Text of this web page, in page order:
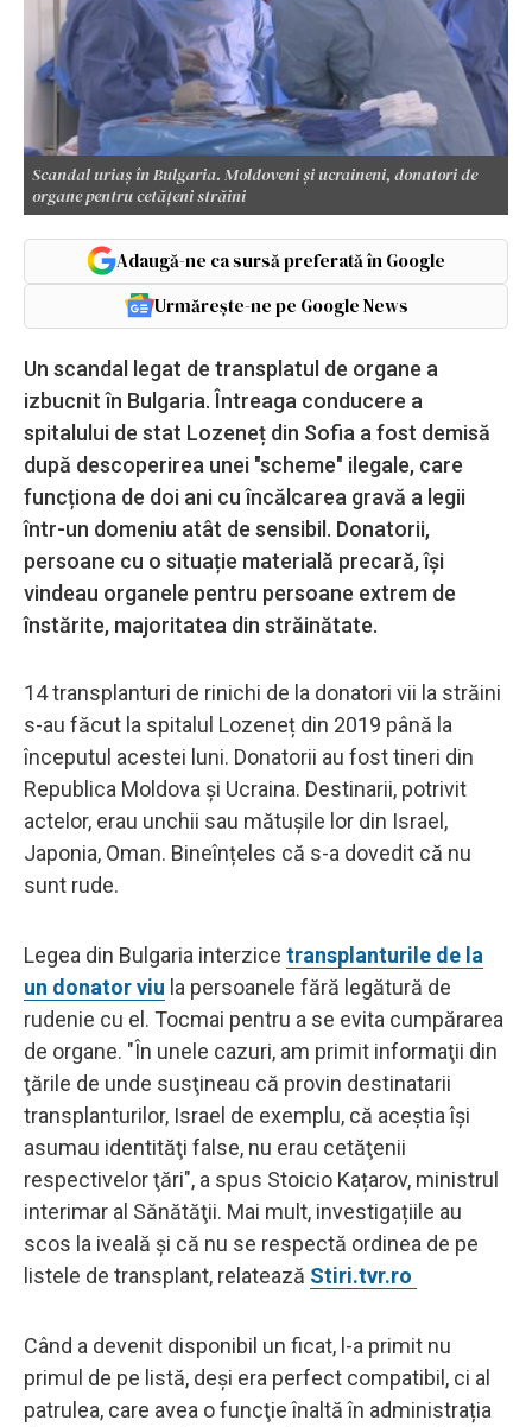
Scandal uriaș în Bulgaria. Moldoveni și ucraineni, donatori de
organe pentru cetăţeni străini
Adaugă-ne ca sursă preferată în Google
Urmărește-ne pe Google News
Un scandal legat de transplatul de organe a
izbucnit în Bulgaria. Întreaga conducere a
spitalului de stat Lozeneț din Sofia a fost demisă
după descoperirea unei "scheme" ilegale, care
funcționa de doi ani cu încălcarea gravă a legii
într-un domeniu atât de sensibil. Donatorii,
persoane cu o situație materială precară, își
vindeau organele pentru persoane extrem de
înstărite, majoritatea din străinătate.
14 transplanturi de rinichi de la donatori vii la străini
s-au făcut la spitalul Lozeneț din 2019 până la
începutul acestei luni. Donatorii au fost tineri din
Republica Moldova și Ucraina. Destinarii, potrivit
actelor, erau unchii sau mătușile lor din Israel,
Japonia, Oman. Bineînțeles că s-a dovedit că nu
sunt rude.
Legea din Bulgaria interzice transplanturile de la
un donator viu la persoanele fără legătură de
rudenie cu el. Tocmai pentru a se evita cumpărarea
de organe. "În unele cazuri, am primit informaţii din
ţările de unde susţineau că provin destinatarii
transplanturilor, Israel de exemplu, că aceştia îşi
asumau identităţi false, nu erau cetăţenii
respectivelor ţări", a spus Stoicio Kațarov, ministrul
interimar al Sănătăţii. Mai mult, investigațiile au
scos la iveală și că nu se respectă ordinea de pe
listele de transplant, relatează Stiri.tvr.ro
Când a devenit disponibil un ficat, l-a primit nu
primul de pe listă, deși era perfect compatibil, ci al
patrulea, care avea o funcţie înaltă în administrația